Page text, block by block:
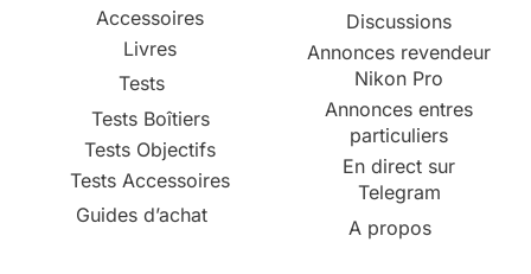
Accessoires
Livres
Tests
Tests Boîtiers
Tests Objectifs
Tests Accessoires
Guides d’achat
Discussions
Annonces revendeur
Nikon Pro
Annonces entres
particuliers
En direct sur
Telegram
A propos